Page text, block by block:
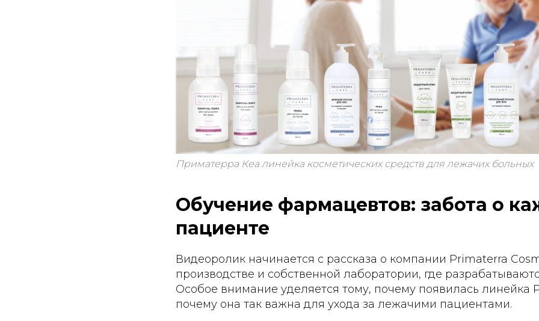
Приматерра Кеа линейка косметических средств для лежачих больных
Обучение фармацевтов: забота о
пациенте
Видеоролик начинается с рассказа о компании Primaterra
производстве и собственной лаборатории, где
Особое внимание уделяется тому, почему появилась линейка
почему она так важна для ухода за лежачими пациентами.